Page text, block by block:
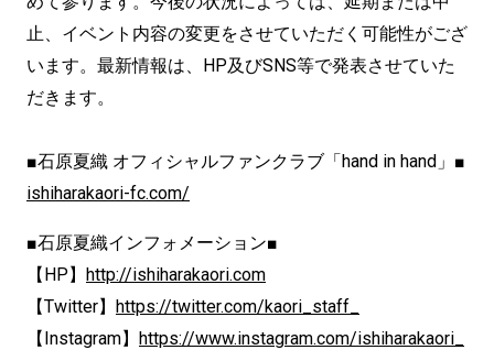
止、イベント内容の変更をさせていただく可能性がござ
います。最新情報は、HP及びSNS等で発表させていた
だきます。
■石原夏織 オフィシャルファンクラブ「hand in hand」■
ishiharakaori-fc.com/
■石原夏織インフォメーション■
【HP】 http://ishiharakaori.com
【Twitter】 https://twitter.com/kaori_staff_
【Instagram】 https://www.instagram.com/ishiharakaori_